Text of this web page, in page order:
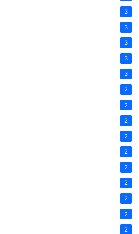
3
3
3
3
3
2
2
2
2
2
2
2
2
2
2